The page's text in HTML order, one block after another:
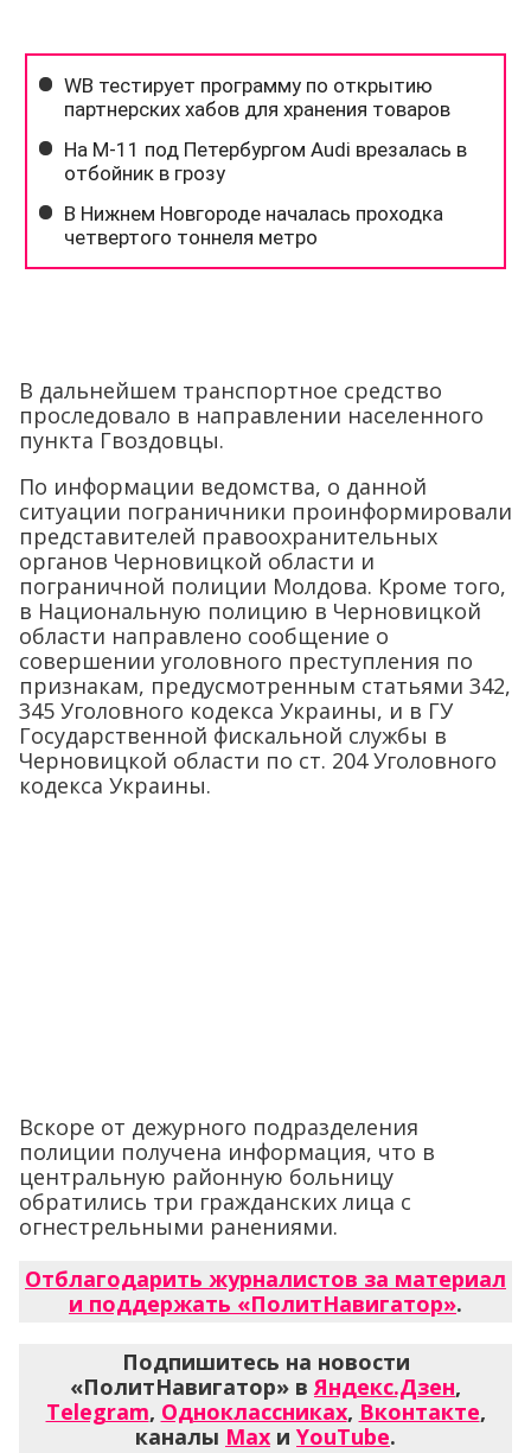
В дальнейшем транспортное средство
проследовало в направлении населенного
пункта Гвоздовцы.
По информации ведомства, о данной
ситуации пограничники проинформировали
представителей правоохранительных
органов Черновицкой области и
пограничной полиции Молдова. Кроме того,
в Национальную полицию в Черновицкой
области направлено сообщение о
совершении уголовного преступления по
признакам, предусмотренным статьями 342,
345 Уголовного кодекса Украины, и в ГУ
Государственной фискальной службы в
Черновицкой области по ст. 204 Уголовного
кодекса Украины.
Вскоре от дежурного подразделения
полиции получена информация, что в
центральную районную больницу
обратились три гражданских лица с
огнестрельными ранениями.
Отблагодарить журналистов за материал
и поддержать «ПолитНавигатор».
Подпишитесь на новости
«ПолитНавигатор» вЯндекс.Дзен,
Telegram, Одноклассниках, Вконтакте,
каналы Max и YouTube.